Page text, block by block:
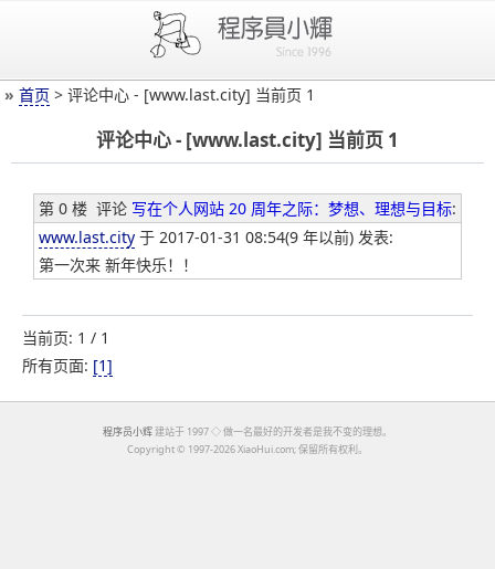
» 首页 > 评论中心 - [www.last.city] 当前页 1
评论中心 - [www.last.city] 当前页 1
第 0 楼 评论 写在个人网站 20 周年之际：梦想、理想与目标:
www.last.city 于 2017-01-31 08:54(9 年以前) 发表:
第一次来 新年快乐！！
当前页: 1 / 1
所有页面: [1]
程序员小辉 建站于 1997 ◇ 做一名最好的开发者是我不变的理想。
Copyright © 1997-2026 XiaoHui.com; 保留所有权利。